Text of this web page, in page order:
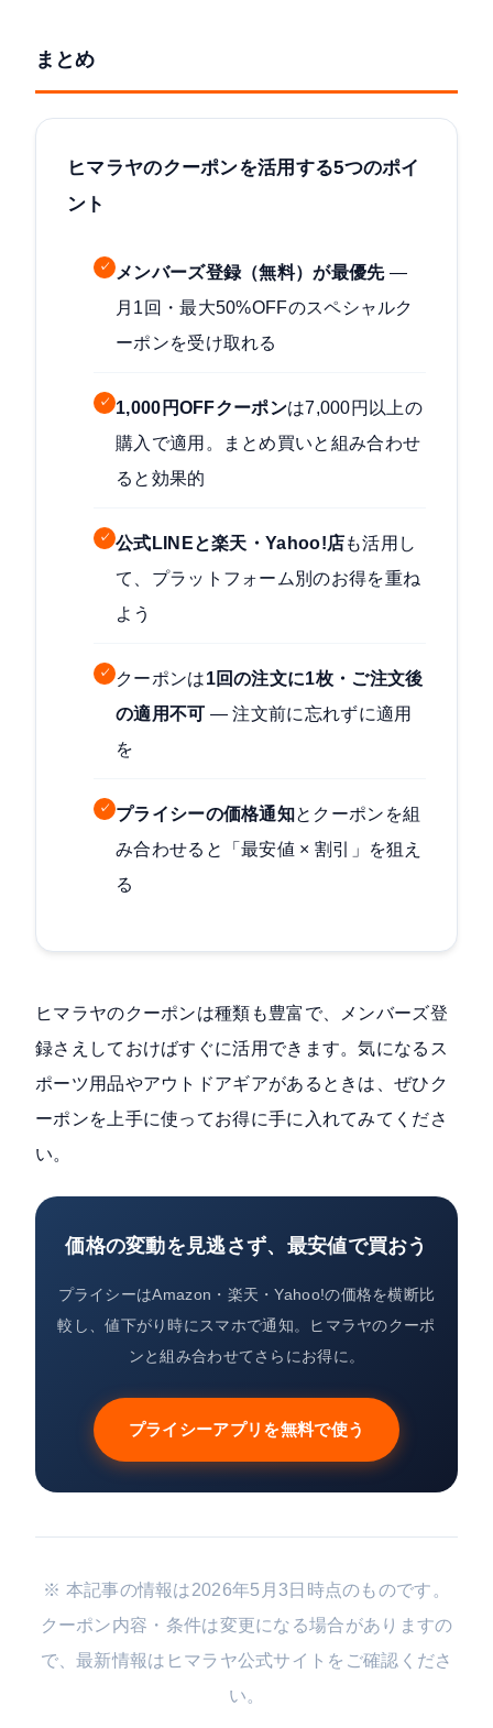
まとめ
ヒマラヤのクーポンを活用する5つのポイ
ント
✓ メンバーズ登録（無料）が最優先—
月1回・最大50%OFFのスペシャルク
ーポンを受け取れる
✓ 1,000円OFFクーポンは7,000円以上の
購入で適用。まとめ買いと組み合わせ
ると効果的
✓ 公式LINEと楽天・Yahoo!店 も活用し
て、プラットフォーム別のお得を重ね
よう
✓ クーポンは1回の注文に1枚・ご注文後
の適用不可
— 注文前に忘れずに適用
を
✓ プライシーの価格通知 とクーポンを組
み合わせると「最安値 × 割引」を狙え
る
ヒマラヤのクーポンは種類も豊富で、メンバーズ登
録さえしておけばすぐに活用できます。気になるス
ポーツ用品やアウトドアギアがあるときは、ぜひク
ーポンを上手に使ってお得に手に入れてみてくださ
い。
価格の変動を見逃さず、最安値で買おう
プライシーはAmazon・楽天・Yahoo!の価格を横断比
較し、値下がり時にスマホで通知。ヒマラヤのクーポ
ンと組み合わせてさらにお得に。
プライシーアプリを無料で使う
※ 本記事の情報は2026年5月3日時点のものです。
クーポン内容・条件は変更になる場合がありますの
で、最新情報はヒマラヤ公式サイトをご確認くださ
い。